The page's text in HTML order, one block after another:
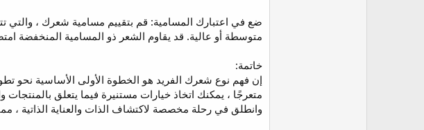
ضع في اعتبارك المسامية: قم بتقييم مسامية شعرك ، والتي
متوسطة أو عالية. قد يقاوم الشعر ذو المسامية المنخفضة
خاتمة:
إن فهم نوع شعرك الفريد هو الخطوة الأولى الأساسية نحو
متعرجًا ، يمكنك اتخاذ خيارات مستنيرة فيما يتعلق
وانطلق في رحلة مخصصة لاكتشاف الذات والعناية الذاتية